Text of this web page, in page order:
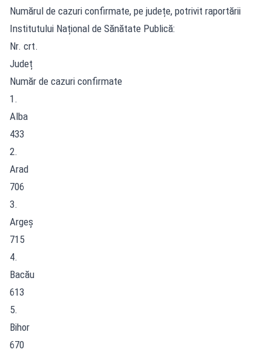
Numărul de cazuri confirmate, pe județe, potrivit raportării
Institutului Național de Sănătate Publică:
Nr. crt.
Județ
Număr de cazuri confirmate
1.
Alba
433
2.
Arad
706
3.
Argeș
715
4.
Bacău
613
5.
Bihor
670